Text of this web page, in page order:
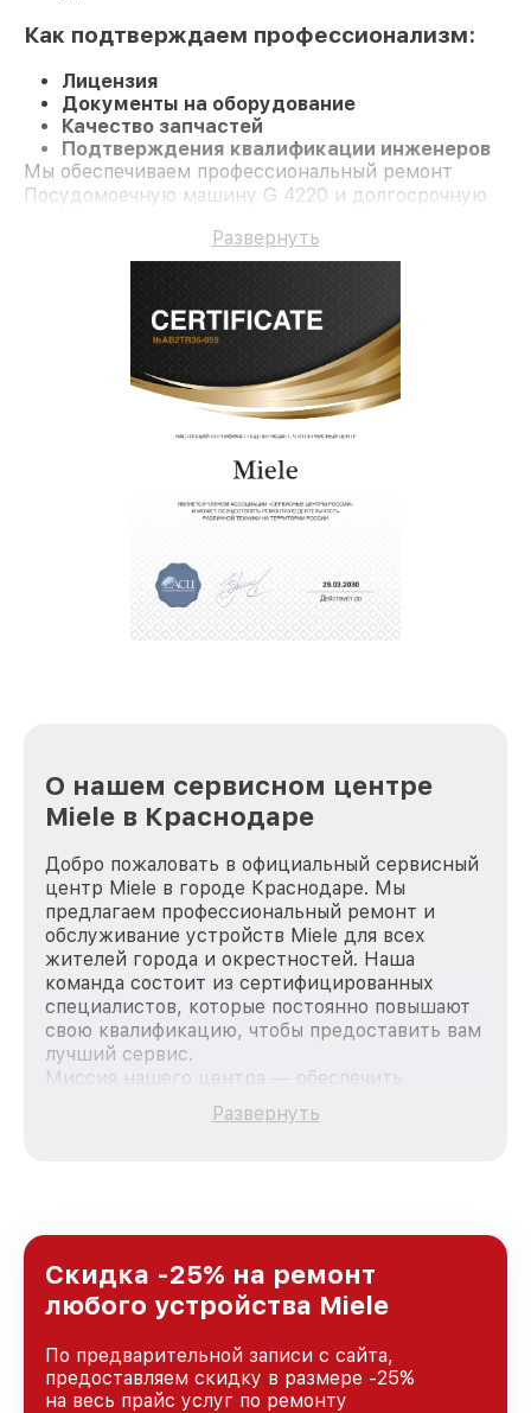
Как подтверждаем профессионализм:
Лицензия
Документы на оборудование
Качество запчастей
Подтверждения квалификации инженеров
Мы обеспечиваем профессиональный ремонт
Посудомоечную машину G 4220 и долгосрочную
Развернуть
О нашем сервисном центре
Miele в Краснодаре
Добро пожаловать в официальный сервисный
центр Miele в городе Краснодаре. Мы
предлагаем профессиональный ремонт и
обслуживание устройств Miele для всех
жителей города и окрестностей. Наша
команда состоит из сертифицированных
специалистов, которые постоянно повышают
свою квалификацию, чтобы предоставить вам
лучший сервис.
Миссия нашего центра — обеспечить
качественный и доступный ремонт для
каждого пользователя продукции Miele, вне
Краснодаре, постоянно повышая уровень
доверия и лояльности наших клиентов.
Развернуть
Скидка -25% на ремонт
любого устройства Miele
По предварительной записи с сайта,
предоставляем скидку в размере -25%
на весь прайс услуг по ремонту